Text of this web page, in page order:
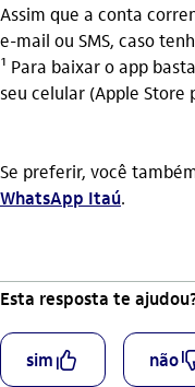
Assim que a conta
e-mail ou SMS, caso
¹ Para baixar o app
seu celular (Apple Store
Se preferir, você
WhatsApp Itaú.
Esta resposta te
simcurtir_outline não